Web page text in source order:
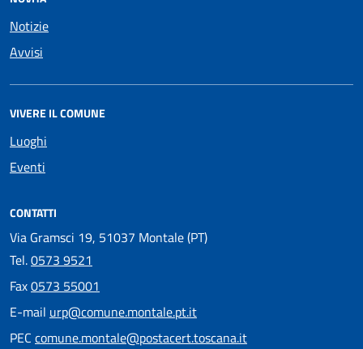
Notizie
Avvisi
VIVERE IL COMUNE
Luoghi
Eventi
CONTATTI
Via Gramsci 19, 51037 Montale (PT)
Tel.0573 9521
Fax0573 55001
E-mail urp@comune.montale.pt.it
PEC comune.montale@postacert.toscana.it